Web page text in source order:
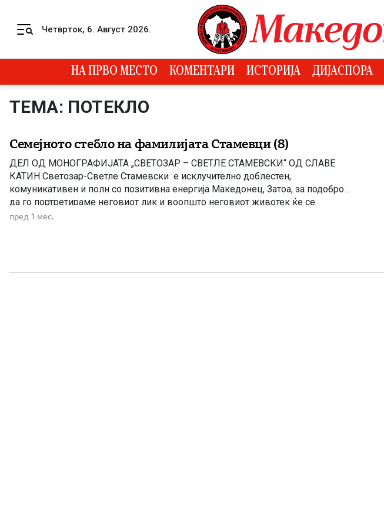
Четврток, 6. Август 2026.
НА ПРВО МЕСТО КОМЕНТАРИ ИСТОРИЈА ДИЈАСПОРА
ТЕМА: ПОТЕКЛО
Семејното стебло на фамилијата Стамевци (8)
ДЕЛ ОД МОНОГРАФИЈАТА „СВЕТОЗАР – СВЕТЛЕ СТАМЕВСКИ“ ОД СЛАВЕ
КАТИН Светозар-Светле Стамевски е исклучително доблестен,
комуникативен и полн со позитивна енергија Македонец, Затоа, за подобро
да го портретираме неговиот лик и воопшто неговиот животек ќе се
вратиме многу децении наназад Семејната приказна на Светле (Стив)
пред 1 мес.